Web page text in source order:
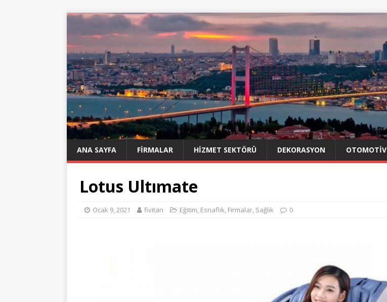
ANA SAYFA FIRMALAR HIZMET SEKTÖRÜ DEKORASYON OTOMOTIV
Lotus Ultımate
Ocak 9, 2021 fivitan Eğitim, Esnaflık, Firmalar, Sağlık 0